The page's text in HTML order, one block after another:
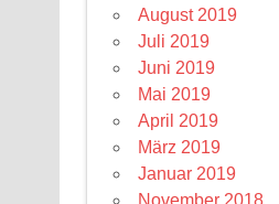
August 2019
Juli 2019
Juni 2019
Mai 2019
April 2019
März 2019
Januar 2019